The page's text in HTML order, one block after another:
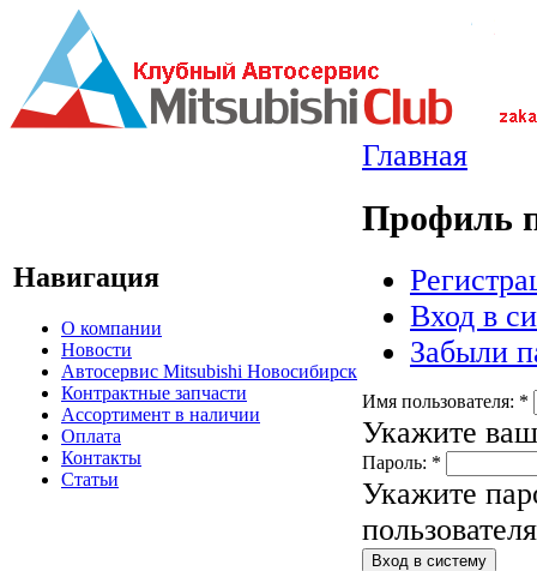
Навигация
О компании
Новости
Автосервис Mitsubishi Новосибирск
Контрактные запчасти
Ассортимент в наличии
Оплата
Контакты
Статьи
Главная
Профиль
Вход в
Забыли
Имя пользователя: *
Укажите
Пароль: *
Укажите